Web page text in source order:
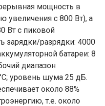
мощность в
увеличения с 800 Вт), а
Вт с пиковой
зарядки/разрядки: 4000
батареи: 8
диапазон
уровень шума 25 дБ.
около 88%
т.е. около